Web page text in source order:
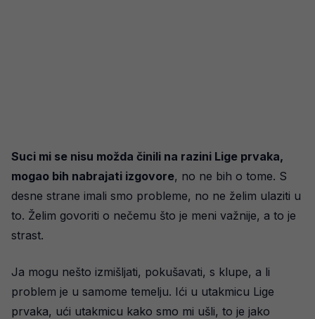
Suci mi se nisu možda činili na razini Lige prvaka,
mogao bih nabrajati izgovore, no ne bih o tome. S
desne strane imali smo probleme, no ne želim ulaziti u
to. Želim govoriti o nečemu što je meni važnije, a to je
strast.
Ja mogu nešto izmišljati, pokušavati, s klupe, a li
problem je u samome temelju. Ići u utakmicu Lige
prvaka, ući utakmicu kako smo mi ušli, to je jako